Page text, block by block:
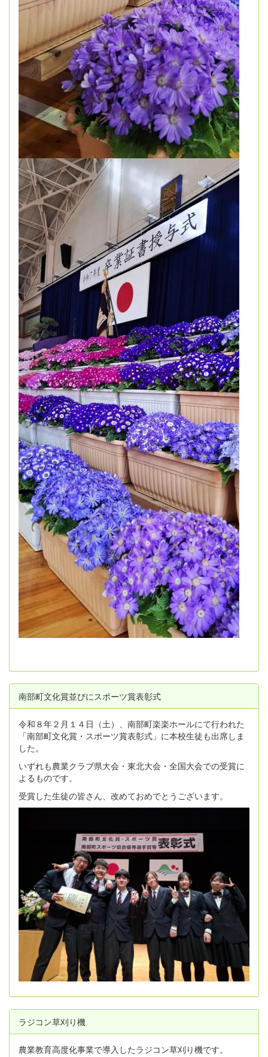
南部町文化賞並びにスポーツ賞表彰式
令和８年２月１４日（土）、南部町楽楽ホールにて行われた
「南部町文化賞・スポーツ賞表彰式」に本校生徒も出席しま
した。
いずれも農業クラブ県大会・東北大会・全国大会での受賞に
よるものです。
受賞した生徒の皆さん、改めておめでとうございます。
ラジコン草刈り機
農業教育高度化事業で導入したラジコン草刈り機です。